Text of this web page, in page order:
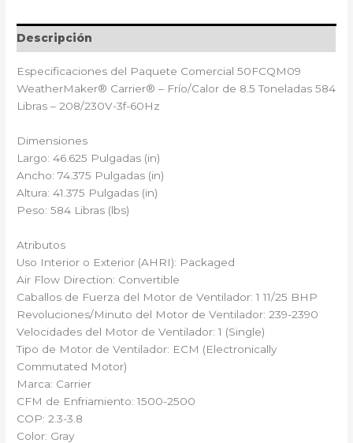
Descripción
Especificaciones del Paquete Comercial 50FCQM09
WeatherMaker® Carrier®️ – Frío/Calor de 8.5 Toneladas 584
Libras – 208/230V-3f-60Hz
Dimensiones
Largo: 46.625 Pulgadas (in)
Ancho: 74.375 Pulgadas (in)
Altura: 41.375 Pulgadas (in)
Peso: 584 Libras (lbs)
Atributos
Uso Interior o Exterior (AHRI): Packaged
Air Flow Direction: Convertible
Caballos de Fuerza del Motor de Ventilador: 1 11/25 BHP
Revoluciones/Minuto del Motor de Ventilador: 239-2390
Velocidades del Motor de Ventilador: 1 (Single)
Tipo de Motor de Ventilador: ECM (Electronically
Commutated Motor)
Marca: Carrier
CFM de Enfriamiento: 1500-2500
COP: 2.3-3.8
Color: Gray